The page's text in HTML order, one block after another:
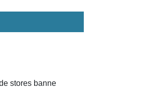
stores banne